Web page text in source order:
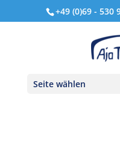
+49 (0)69 - 530
Seite wählen